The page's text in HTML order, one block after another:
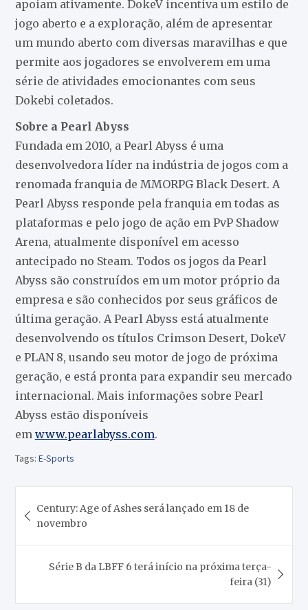
apoiam ativamente. DokeV incentiva um estilo de
jogo aberto e a exploração, além de apresentar
um mundo aberto com diversas maravilhas e que
permite aos jogadores se envolverem em uma
série de atividades emocionantes com seus
Dokebi coletados.
Sobre a Pearl Abyss
Fundada em 2010, a Pearl Abyss é uma
desenvolvedora líder na indústria de jogos com a
renomada franquia de MMORPG Black Desert. A
Pearl Abyss responde pela franquia em todas as
plataformas e pelo jogo de ação em PvP Shadow
Arena, atualmente disponível em acesso
antecipado no Steam. Todos os jogos da Pearl
Abyss são construídos em um motor próprio da
empresa e são conhecidos por seus gráficos de
última geração. A Pearl Abyss está atualmente
desenvolvendo os títulos Crimson Desert, DokeV
e PLAN 8, usando seu motor de jogo de próxima
geração, e está pronta para expandir seu mercado
internacional. Mais informações sobre Pearl
Abyss estão disponíveis
em www.pearlabyss.com.
Tags: E-Sports
de
Post
Century: Age of Ashes será lançado em 18 de
novembro
Série B da LBFF 6 terá início na próxima terça-
feira (31)